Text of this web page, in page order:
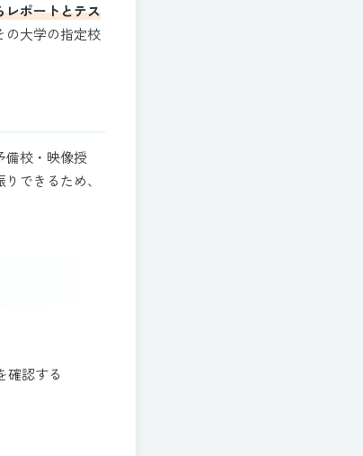
レポートとテス
の大学の指定校
備校・映像授
できるため、
確認する